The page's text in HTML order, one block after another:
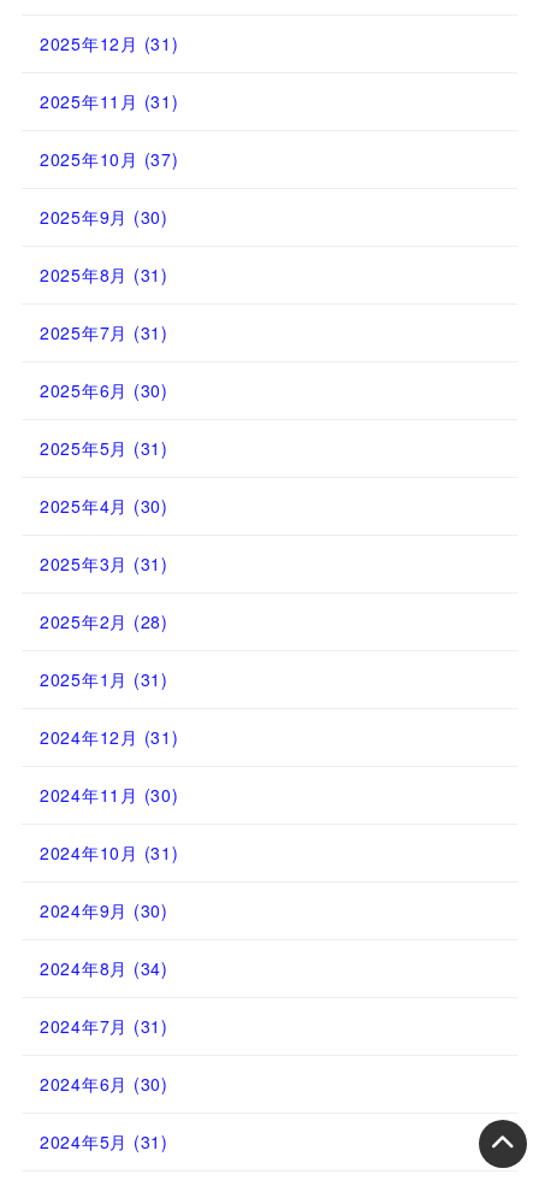
2025年12月 (31)
2025年11月 (31)
2025年10月 (37)
2025年9月 (30)
2025年8月 (31)
2025年7月 (31)
2025年6月 (30)
2025年5月 (31)
2025年4月 (30)
2025年3月 (31)
2025年2月 (28)
2025年1月 (31)
2024年12月 (31)
2024年11月 (30)
2024年10月 (31)
2024年9月 (30)
2024年8月 (34)
2024年7月 (31)
2024年6月 (30)
2024年5月 (31)